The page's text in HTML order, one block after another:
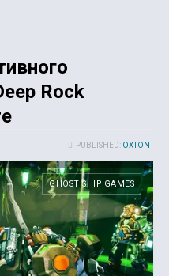
Rock
PUBLISHED: OXTON
GHOST SHIP GAMES